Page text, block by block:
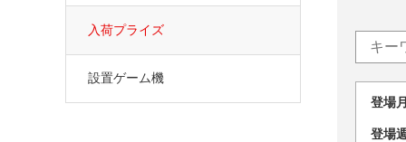
登
登
入荷プライズ
設置ゲーム機